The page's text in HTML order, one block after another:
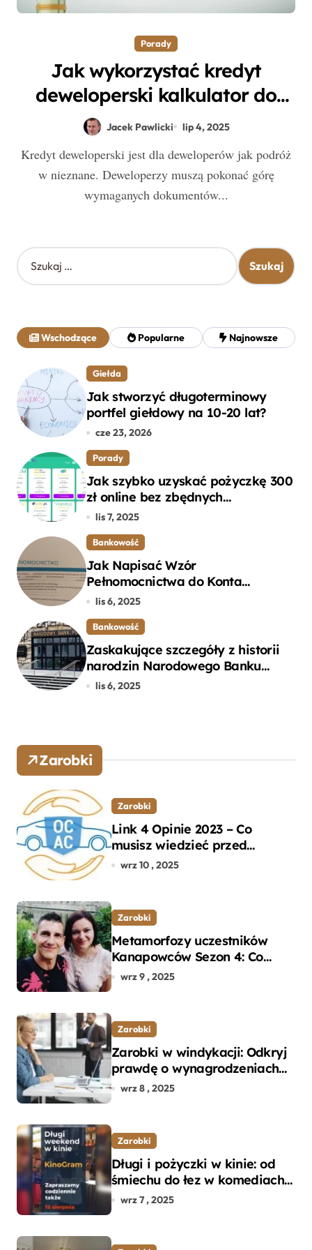
Porady
Jak wykorzystać kredyt
deweloperski kalkulator do
skutecznego pozyskania
Jacek Pawlicki lip 4, 2025
Kredyt deweloperski jest dla deweloperów jak podróż
w nieznane. Deweloperzy muszą pokonać górę
wymaganych dokumentów...
S
z
j
:
Wschodzące Popularne Najnowsze
Giełda
Jak stworzyć długoterminowy
portfel giełdowy na 10-20 lat?
cze 23, 2026
Porady
Jak szybko uzyskać pożyczkę 300
zł online bez zbędnych
formalności?
lis 7, 2025
Bankowość
Jak Napisać Wzór
Pełnomocnictwa do Konta
Bankowego – Praktyczny
lis 6, 2025
Bankowość
Zaskakujące szczegóły z historii
narodzin Narodowego Banku
Polskiego, o których mogłeś nie
lis 6, 2025
Zarobki
Zarobki
Link 4 Opinie 2023 – Co
musisz wiedzieć przed
wyborem ubezpieczenia OC i
wrz 10 , 2025
Zarobki
Metamorfozy uczestników
Kanapowców Sezon 4: Co
naprawdę zaskoczyło
wrz 9 , 2025
Zarobki
Zarobki w windykacji: Odkryj
prawdę o wynagrodzeniach
specjalistów w branży
wrz 8 , 2025
Zarobki
Długi i pożyczki w kinie: od
śmiechu do łez w komediach i
dramatach
wrz 7 , 2025